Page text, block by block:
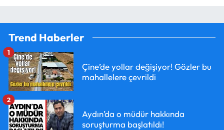
Trend Haberler
Çine’de yollar değişiyor! Gözler bu
mahallelere çevrildi
1
Aydın’da o müdür hakkında
soruşturma başlatıldı!
2